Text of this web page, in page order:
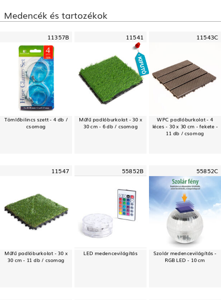
Medencék és tartozékok
11357B
Tömlőbilincs szett - 4 db /
csomag
11541
Műfű padlóburkolat - 30 x
30 cm - 6 db / csomag
11543C
WPC padlóburkolat - 4
léces - 30 x 30 cm - fekete -
11 db / csomag
11547
Műfű padlóburkolat - 30 x
30 cm - 11 db / csomag
55852B
LED medencevilágítás
55852C
Szolár medencevilágítás -
RGB LED - 10 cm